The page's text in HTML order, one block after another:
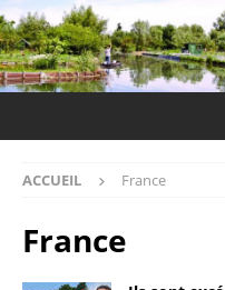
ACCUEIL France
France